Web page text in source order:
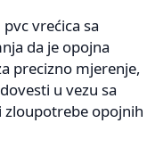
vrećica sa
da je opojna
precizno mjerenje,
u vezu sa
zloupotrebe opojnih